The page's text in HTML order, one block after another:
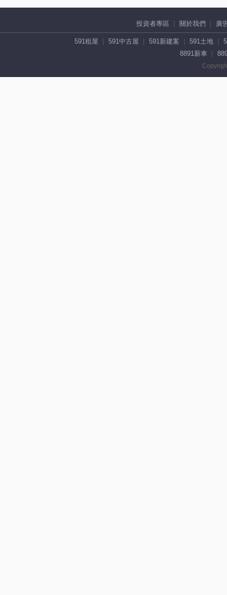
投資者專區 關於我們 廣
591租屋 591中古屋 591新建案 591土地
8891新車